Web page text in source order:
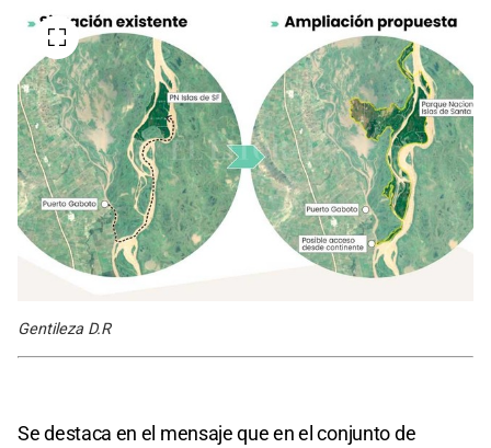
Gentileza D.R
Se destaca en el mensaje que en el conjunto de